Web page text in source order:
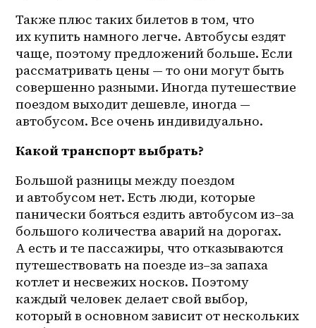
Также плюс таких билетов в том, что
их купить намного легче. Автобусы ездят
чаще, поэтому предложений больше. Если
рассматривать цены — то они могут быть
совершенно разными. Иногда путешествие
поездом выходит дешевле, иногда —
автобусом. Все очень индивидуально.
Какой транспорт выбрать?
Большой разницы между поездом
и автобусом нет. Есть люди, которые
панически бояться ездить автобусом из–за
большого количества аварий на дорогах.
А есть и те пассажиры, что отказываются
путешествовать на поезде из–за запаха
котлет и несвежих носков. Поэтому
каждый человек делает свой выбор,
который в основном зависит от нескольких